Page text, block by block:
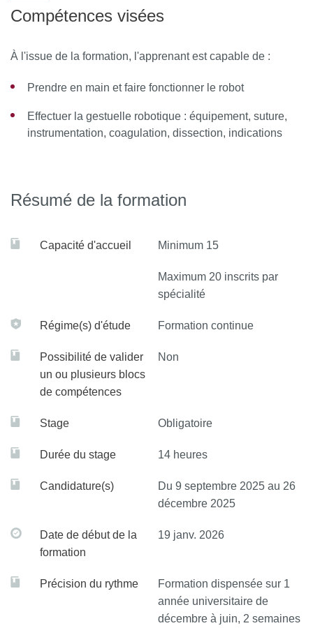
de vous rapprocher du bureau des
Compétences visées
À l'issue de la formation, l'apprenant est capable de :
Prendre en main et faire fonctionner le robot
Effectuer la gestuelle robotique : équipement, suture,
instrumentation, coagulation, dissection, indications
Résumé de la formation
Capacité d'accueil Minimum 15
Maximum 20 inscrits par
spécialité
Régime(s) d'étude Formation continue
Possibilité de valider
un ou plusieurs blocs
de compétences
Non
Stage Obligatoire
Durée du stage 14 heures
Candidature(s)
Du 9 septembre 2025 au 26
décembre 2025
Date de début de la
formation
19 janv. 2026
Précision du rythme
Formation dispensée sur 1
année universitaire de
décembre à juin, 2 semaines